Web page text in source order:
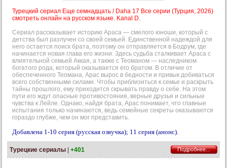
Турецкий сериал Еще семнадцать / Daha 17 Все серии (Турция, 2026)
смотреть онлайн на русском языке. Kanal D.
Сериал рассказывает историю Араса — смелого юноши, который с
детства был разлучен со своей семьей. Единственной надеждой для
него остается поиск брата, поэтому он отправляется в Бодрум, где
начинается новая глава его жизни. Здесь судьба сталкивает Араса с
влиятельной семьей Аккая, а также с Теоманом — наследником
богатого рода, который оказывается его братом. В отличие от
обеспеченного Теомана, Арас вырос в бедности и привык добиваться
всего собственными силами. Чтобы приблизиться к семье и раскрыть
тайны прошлого, ему приходится скрывать правду о себе. На этом
пути его ждут опасные противостояния, верные друзья и сильные
чувства к Лейле. Однако, найдя брата, Арас понимает, что главные
испытания только начинаются, ведь семейные секреты оказываются
гораздо глубже, чем он мог представить.
Добавлена 1-10 серия (русская озвучка); 11 серия (анонс).
Турецкие сериалы +401 Подробнее...